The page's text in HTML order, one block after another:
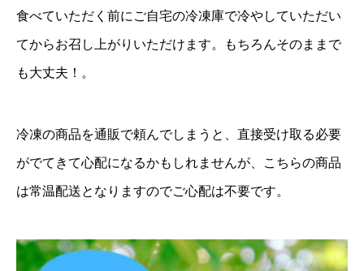
個
食べていただく前にご自宅の冷凍庫で冷やしていただい
てからお召し上がりいただけます。もちろんそのままで
も大丈夫！。
冷凍の商品を通販で頼んでしまうと、直接受け取る必要
がでてきて心配になるかもしれませんが、こちらの商品
は常温配送となりますのでご心配は不要です。